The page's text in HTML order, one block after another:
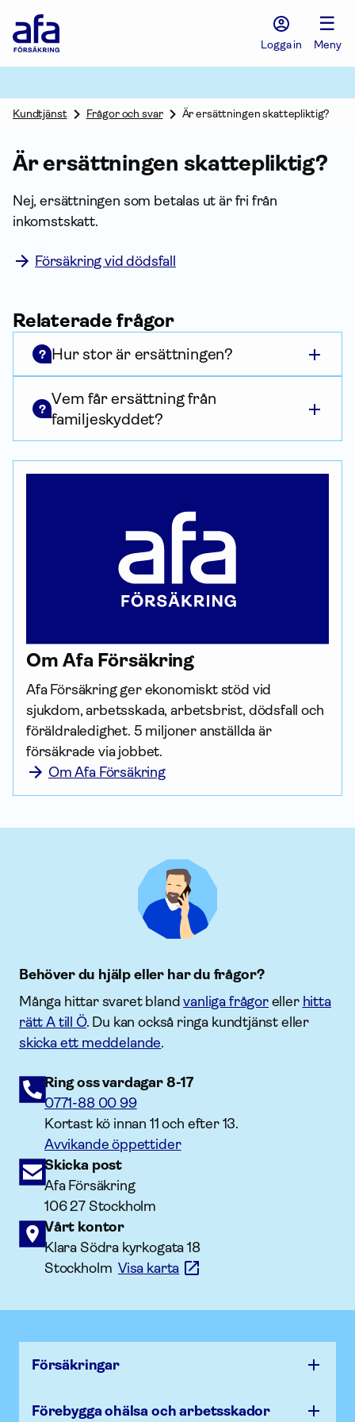
Försäkring
Logga in
☰
Meny
Kundtjänst Frågor och svar Är ersättningen skattepliktig?
Är ersättningen skattepliktig?
Nej, ersättningen som betalas ut är fri från
inkomstskatt.
Försäkring vid dödsfall
Relaterade frågor
? Hur stor är ersättningen?
?
Vem får ersättning från
familjeskyddet?
Om Afa För­säkring
Afa För­säkring ger ekonomiskt stöd vid
sjukdom, arbetsskada, arbetsbrist, dödsfall och
föräldraledighet. 5 miljoner anställda är
försäkrade via jobbet.
Om Afa Försäkring
Behöver du hjälp eller har du frågor?
Många hittar svaret blandvanliga frågoreller hitta
rätt A till Ö. Du kan också ringa kundtjänst eller
skicka ett meddelande.
Ring oss vardagar 8-17
0771-88 00 99
Kortast kö innan 11 och efter 13.
Avvikande öppettider
Skicka post
Afa Försäkring
106 27 Stockholm
Vårt kontor
Klara Södra kyrkogata 18
StockholmVisa karta
Försäk­ringar
Förebygga ohälsa och arbets­skador